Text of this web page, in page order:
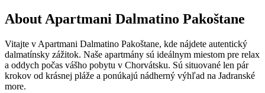
About Apartmani Dalmatino Pakoštane
Vitajte v Apartmani Dalmatino Pakoštane, kde nájdete autentický
dalmatínsky zážitok. Naše apartmány sú ideálnym miestom pre relax
a oddych počas vášho pobytu v Chorvátsku. Sú situované len pár
krokov od krásnej pláže a ponúkajú nádherný výhľad na Jadranské
more.